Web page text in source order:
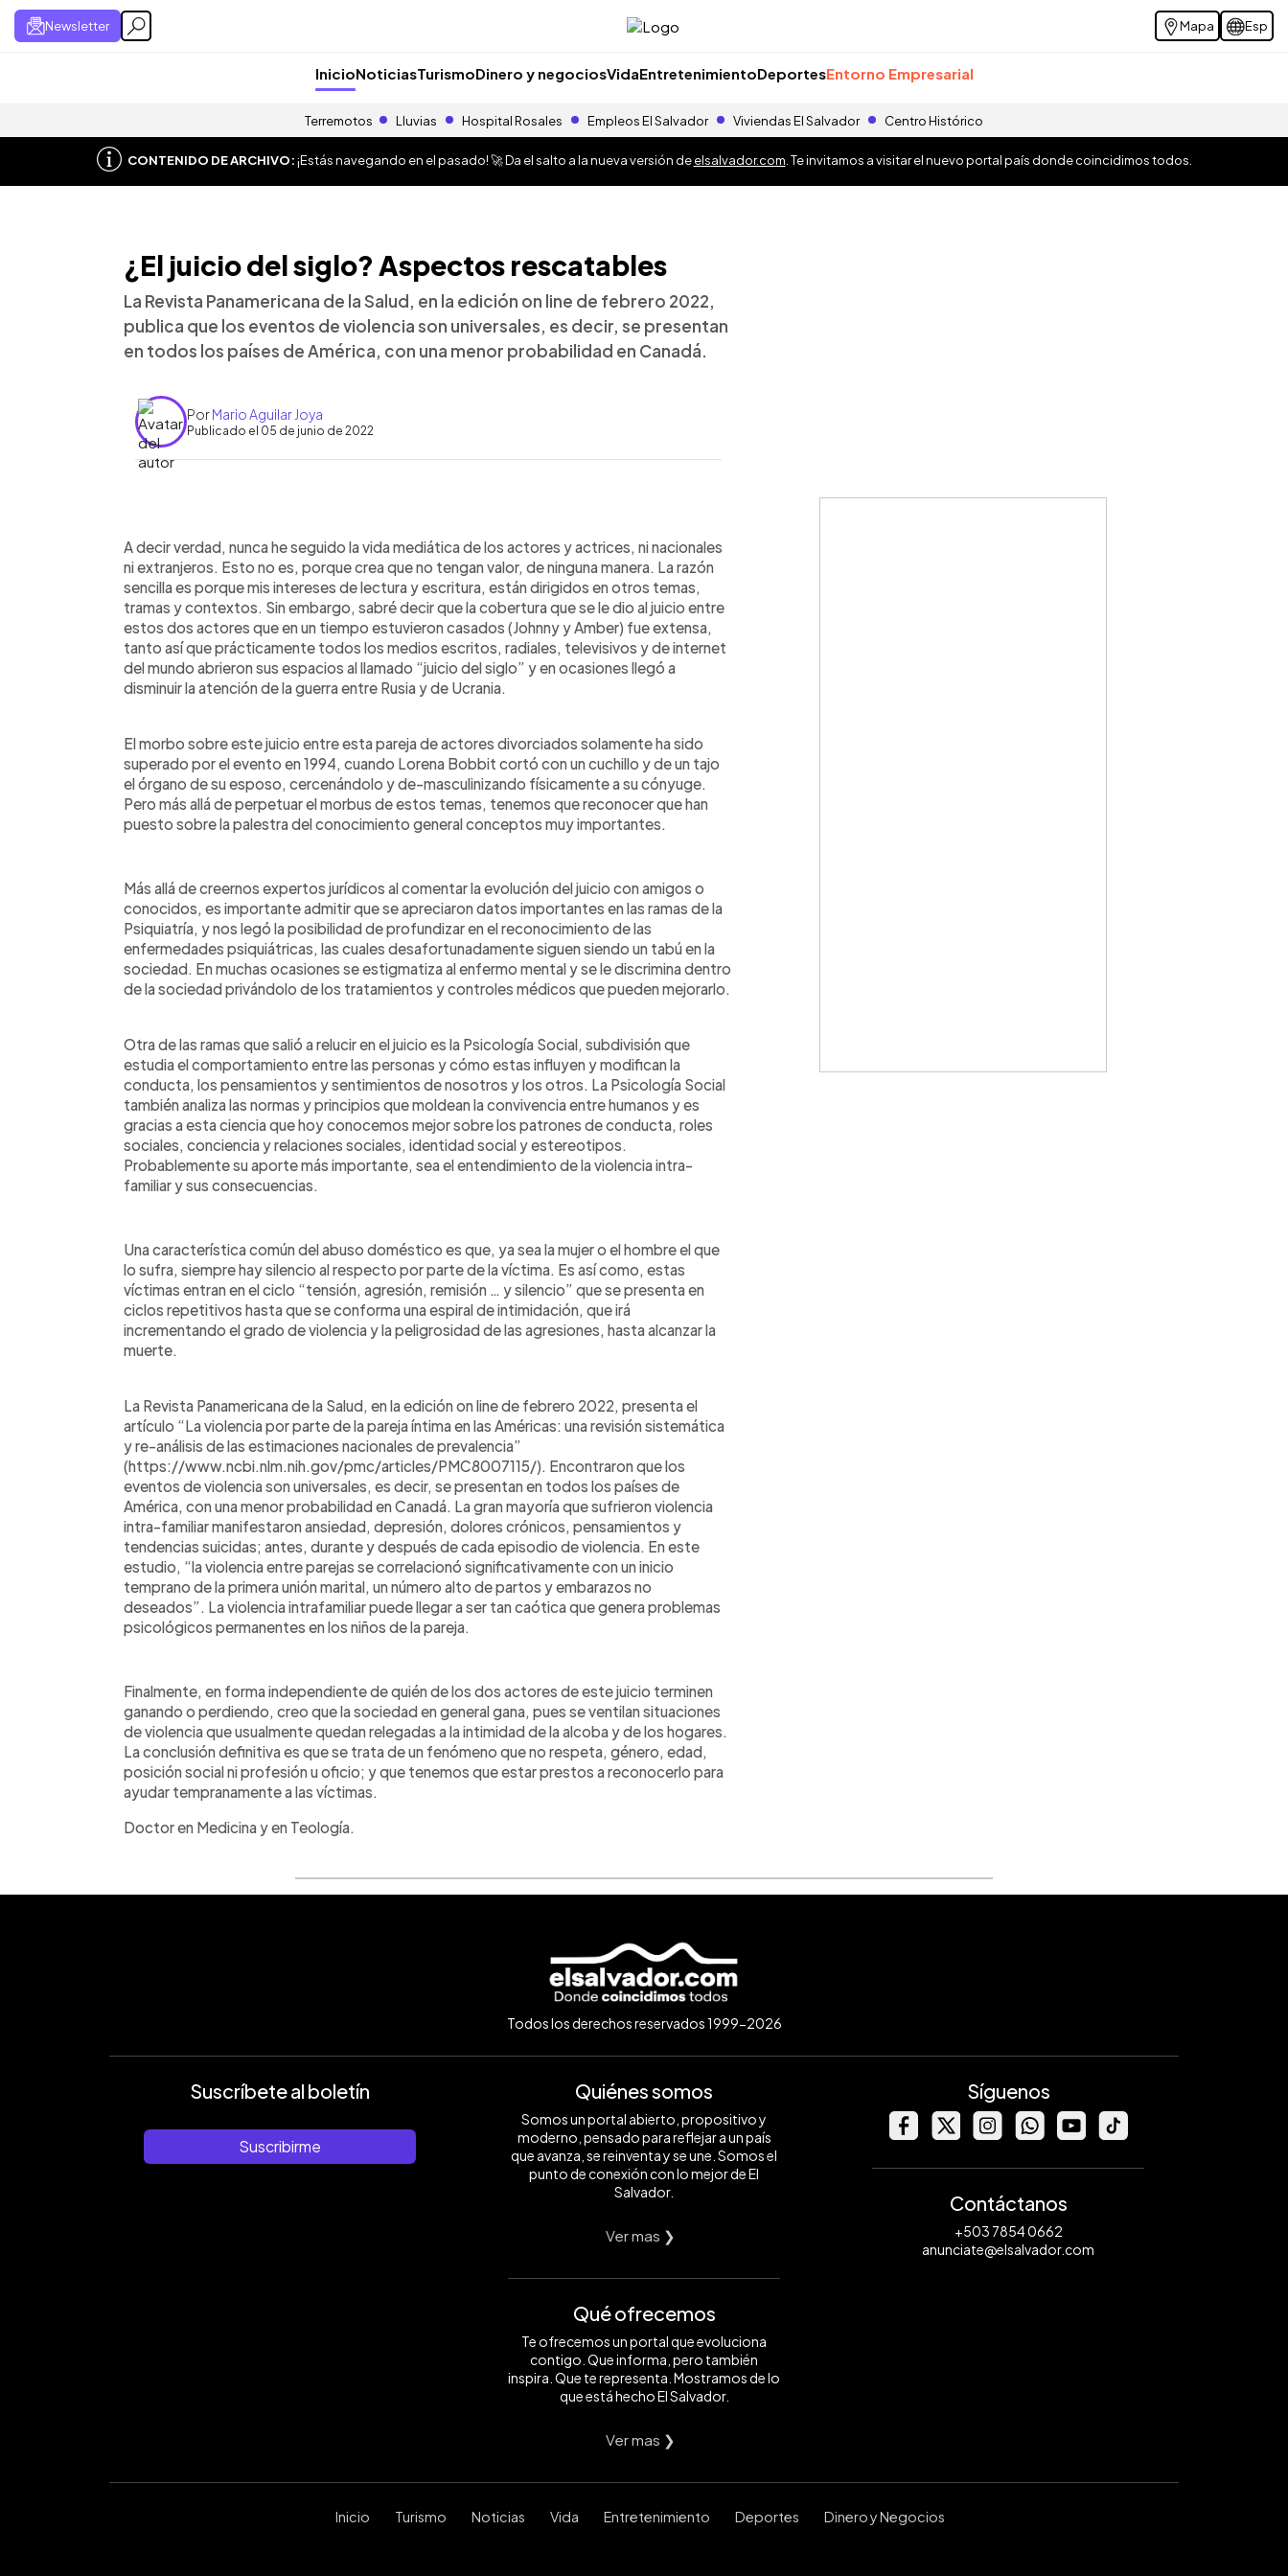
Newsletter Mapa Esp
InicioNoticiasTurismoDinero y negociosVidaEntretenimientoDeportesEntorno Empresarial
Terremotos Lluvias Hospital Rosales Empleos El Salvador Viviendas El Salvador Centro Histórico
CONTENIDO DE ARCHIVO:¡Estás navegando en el pasado! 🚀 Da el salto a la nueva versión deelsalvador.com . Te invitamos a visitar el nuevo portal país donde coincidimos todos.
¿El juicio del siglo? Aspectos rescatables
La Revista Panamericana de la Salud, en la edición on line de febrero 2022,
publica que los eventos de violencia son universales, es decir, se presentan
en todos los países de América, con una menor probabilidad en Canadá.
PorMario Aguilar Joya
Publicado el 05 de junio de 2022
Escuchar artículo
A decir verdad, nunca he seguido la vida mediática de los actores y actrices, ni nacionales
ni extranjeros. Esto no es, porque crea que no tengan valor, de ninguna manera. La razón
sencilla es porque mis intereses de lectura y escritura, están dirigidos en otros temas,
tramas y contextos. Sin embargo, sabré decir que la cobertura que se le dio al juicio entre
estos dos actores que en un tiempo estuvieron casados (Johnny y Amber) fue extensa,
tanto así que prácticamente todos los medios escritos, radiales, televisivos y de internet
del mundo abrieron sus espacios al llamado “juicio del siglo” y en ocasiones llegó a
disminuir la atención de la guerra entre Rusia y de Ucrania.
El morbo sobre este juicio entre esta pareja de actores divorciados solamente ha sido
superado por el evento en 1994, cuando Lorena Bobbit cortó con un cuchillo y de un tajo
el órgano de su esposo, cercenándolo y de-masculinizando físicamente a su cónyuge.
Pero más allá de perpetuar el morbus de estos temas, tenemos que reconocer que han
puesto sobre la palestra del conocimiento general conceptos muy importantes.
Más allá de creernos expertos jurídicos al comentar la evolución del juicio con amigos o
conocidos, es importante admitir que se apreciaron datos importantes en las ramas de la
Psiquiatría, y nos legó la posibilidad de profundizar en el reconocimiento de las
enfermedades psiquiátricas, las cuales desafortunadamente siguen siendo un tabú en la
sociedad. En muchas ocasiones se estigmatiza al enfermo mental y se le discrimina dentro
de la sociedad privándolo de los tratamientos y controles médicos que pueden mejorarlo.
Otra de las ramas que salió a relucir en el juicio es la Psicología Social, subdivisión que
estudia el comportamiento entre las personas y cómo estas influyen y modifican la
conducta, los pensamientos y sentimientos de nosotros y los otros. La Psicología Social
también analiza las normas y principios que moldean la convivencia entre humanos y es
gracias a esta ciencia que hoy conocemos mejor sobre los patrones de conducta, roles
sociales, conciencia y relaciones sociales, identidad social y estereotipos.
Probablemente su aporte más importante, sea el entendimiento de la violencia intra-
familiar y sus consecuencias.
Una característica común del abuso doméstico es que, ya sea la mujer o el hombre el que
lo sufra, siempre hay silencio al respecto por parte de la víctima. Es así como, estas
víctimas entran en el ciclo “tensión, agresión, remisión … y silencio” que se presenta en
ciclos repetitivos hasta que se conforma una espiral de intimidación, que irá
incrementando el grado de violencia y la peligrosidad de las agresiones, hasta alcanzar la
muerte.
La Revista Panamericana de la Salud, en la edición on line de febrero 2022, presenta el
artículo “La violencia por parte de la pareja íntima en las Américas: una revisión sistemática
y re-análisis de las estimaciones nacionales de prevalencia”
(https://www.ncbi.nlm.nih.gov/pmc/articles/PMC8007115/). Encontraron que los
eventos de violencia son universales, es decir, se presentan en todos los países de
América, con una menor probabilidad en Canadá. La gran mayoría que sufrieron violencia
intra-familiar manifestaron ansiedad, depresión, dolores crónicos, pensamientos y
tendencias suicidas; antes, durante y después de cada episodio de violencia. En este
estudio, “la violencia entre parejas se correlacionó significativamente con un inicio
temprano de la primera unión marital, un número alto de partos y embarazos no
deseados”. La violencia intrafamiliar puede llegar a ser tan caótica que genera problemas
psicológicos permanentes en los niños de la pareja.
Finalmente, en forma independiente de quién de los dos actores de este juicio terminen
ganando o perdiendo, creo que la sociedad en general gana, pues se ventilan situaciones
de violencia que usualmente quedan relegadas a la intimidad de la alcoba y de los hogares.
La conclusión definitiva es que se trata de un fenómeno que no respeta, género, edad,
posición social ni profesión u oficio; y que tenemos que estar prestos a reconocerlo para
ayudar tempranamente a las víctimas.
Doctor en Medicina y en Teología.
Todos los derechos reservados 1999-2026
Suscríbete al boletín
Suscribirme
Quiénes somos
Somos un portal abierto, propositivo y
moderno, pensado para reflejar a un país
que avanza, se reinventa y se une. Somos el
punto de conexión con lo mejor de El
Salvador.
Ver mas ❯
Qué ofrecemos
Te ofrecemos un portal que evoluciona
contigo. Que informa, pero también
inspira. Que te representa. Mostramos de lo
que está hecho El Salvador.
Ver mas ❯
Síguenos
Contáctanos
+503 7854 0662
anunciate@elsalvador.com
Inicio Turismo Noticias Vida Entretenimiento Deportes Dinero y Negocios